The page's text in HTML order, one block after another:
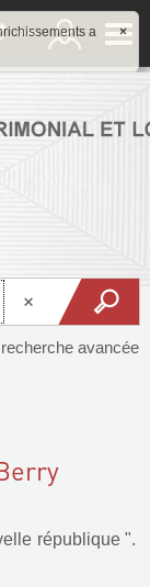
recherche avancée
république ".
×
a